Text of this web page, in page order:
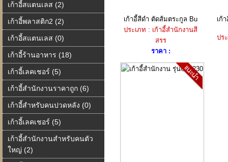
เก้าอี้สแตนเลส (2)
เก้าอี้พลาสติก2 (2)
เก้าอี้สแตนเลส (0)
เก้าอี้ร้านอาหาร (18)
เก้าอี้เลคเชอร์ (5)
เก้าอี้สำนักงานราคาถูก (6)
เก้าอี้สำหรับคนปวดหลัง (0)
เก้าอี้เลคเชอร์ (5)
เก้าอี้สำนักงานสำหรับคนตัว
ใหญ่ (2)
เก้าอี้สีดำ ตัดส้มตระกูล Bu
ประเภท : เก้าอี้สำนักงานสี
สรร
ราคา :
เก้
ปร